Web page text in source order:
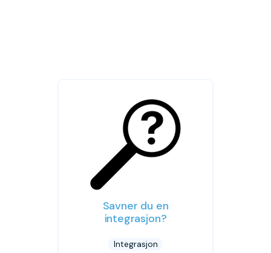
Savner du en
integrasjon?
Integrasjon